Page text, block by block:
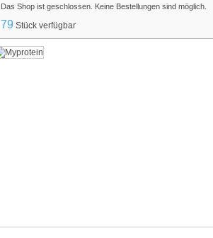
Das Shop ist geschlossen. Keine Bestellungen sind möglich.
79 Stück verfügbar